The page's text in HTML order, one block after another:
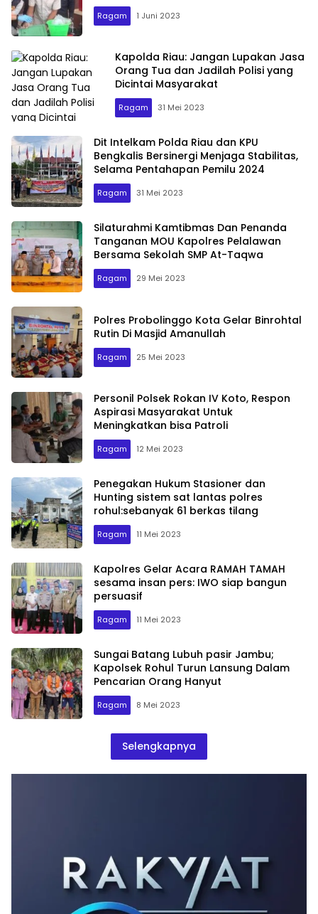
Ragam 1 Juni 2023
Kapolda Riau: Jangan Lupakan Jasa
Orang Tua dan Jadilah Polisi yang
Dicintai Masyarakat
Ragam 31 Mei 2023
Dit Intelkam Polda Riau dan KPU
Bengkalis Bersinergi Menjaga Stabilitas,
Selama Pentahapan Pemilu 2024
Ragam 31 Mei 2023
Silaturahmi Kamtibmas Dan Penanda
Tanganan MOU Kapolres Pelalawan
Bersama Sekolah SMP At-Taqwa
Ragam 29 Mei 2023
Polres Probolinggo Kota Gelar Binrohtal
Rutin Di Masjid Amanullah
Ragam 25 Mei 2023
Personil Polsek Rokan IV Koto, Respon
Aspirasi Masyarakat Untuk
Meningkatkan bisa Patroli
Ragam 12 Mei 2023
Penegakan Hukum Stasioner dan
Hunting sistem sat lantas polres
rohul:sebanyak 61 berkas tilang
Ragam 11 Mei 2023
Kapolres Gelar Acara RAMAH TAMAH
sesama insan pers: IWO siap bangun
persuasif
Ragam 11 Mei 2023
Sungai Batang Lubuh pasir Jambu;
Kapolsek Rohul Turun Lansung Dalam
Pencarian Orang Hanyut
Ragam 8 Mei 2023
Selengkapnya